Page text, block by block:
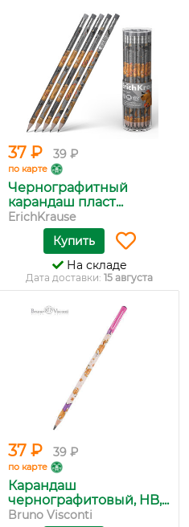
37 ₽ 39 ₽
по карте
Чернографитный
карандаш пласт...
ErichKrause
Купить
На складе
Дата доставки: 15 августа
37 ₽ 39 ₽
по карте
Карандаш
чернографитовый, HB,...
Bruno Visconti